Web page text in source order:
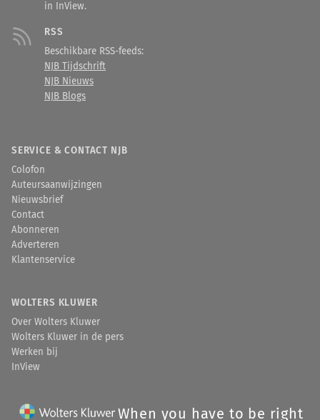
in InView.
RSS
Beschikbare RSS-feeds:
NJB Tijdschrift
NJB Nieuws
NJB Blogs
SERVICE & CONTACT NJB
Colofon
Auteursaanwijzingen
Nieuwsbrief
Contact
Abonneren
Adverteren
Klantenservice
WOLTERS KLUWER
Over Wolters Kluwer
Wolters Kluwer in de pers
Werken bij
InView
When you have to be right